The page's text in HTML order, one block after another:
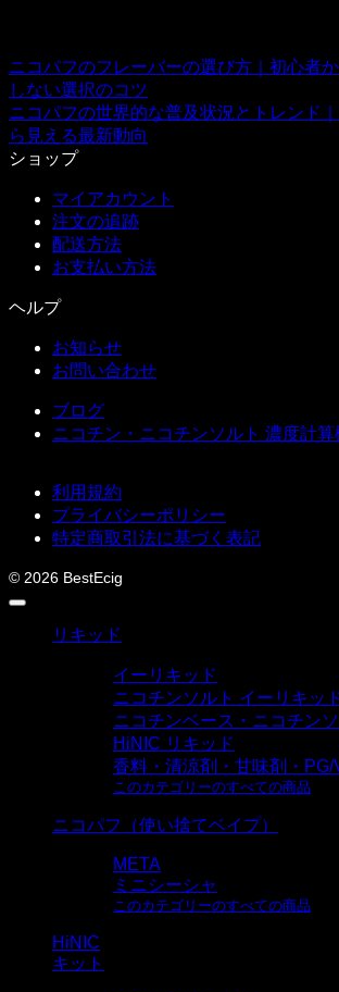
ニコパフのフレーバーの選び方｜初心者
しない選択のコツ
ニコパフの世界的な普及状況とトレンド
ら見える最新動向
ショップ
マイアカウント
注文の追跡
配送方法
お支払い方法
ヘルプ
お知らせ
お問い合わせ
ブログ
ニコチン・ニコチンソルト 濃度計算
利用規約
プライバシーポリシー
特定商取引法に基づく表記
© 2026 BestEcig
リキッド
イーリキッド
ニコチンソルト イーリキッ
ニコチンベース・ニコチン
HiNIC リキッド
香料・清涼剤・甘味剤・PG/
このカテゴリーのすべての商品
ニコパフ（使い捨てベイプ）
META
ミニシーシャ
このカテゴリーのすべての商品
HiNIC
キット